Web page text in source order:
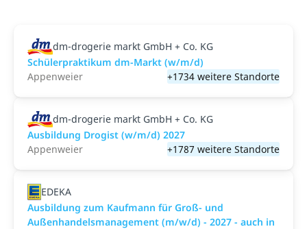
dm-drogerie markt GmbH + Co. KG
Schülerpraktikum dm-Markt (w/m/d)
Appenweier
+1734 weitere Standorte
dm-drogerie markt GmbH + Co. KG
Ausbildung Drogist (w/m/d) 2027
Appenweier
+1787 weitere Standorte
EDEKA
Ausbildung zum Kaufmann für Groß- und
Außenhandelsmanagement (m/w/d) - 2027 - auch in